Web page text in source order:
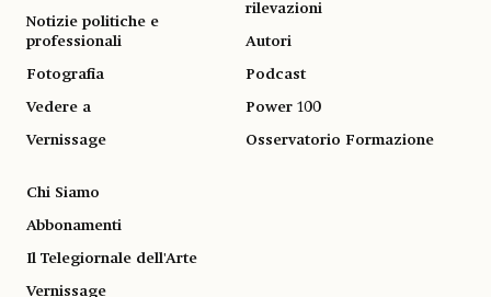
Notizie politiche e
professionali
Fotografia
Vedere a
Vernissage
rilevazioni
Autori
Podcast
Power 100
Osservatorio Formazione
Chi Siamo
Abbonamenti
Il Telegiornale dell'Arte
Vernissage